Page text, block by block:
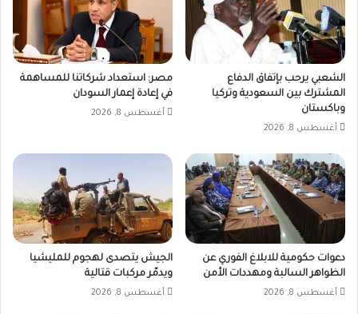
الشعبي يرحب بإتفاق الدفاع
المشترك بين السعودية وتركيا
وباكستان
أغسطس 8, 2026
مصر: استعداد شركاتنا للمساهمة
في إعادة إعمار السودان
أغسطس 8, 2026
دعوات حكومية للابلاغ الفوري عن
الظواهر السالبة ومهددات الأمن
أغسطس 8, 2026
الجيش يتصدى لهجوم للمليشيا
ويدمّر مركبات قتالية
أغسطس 8, 2026